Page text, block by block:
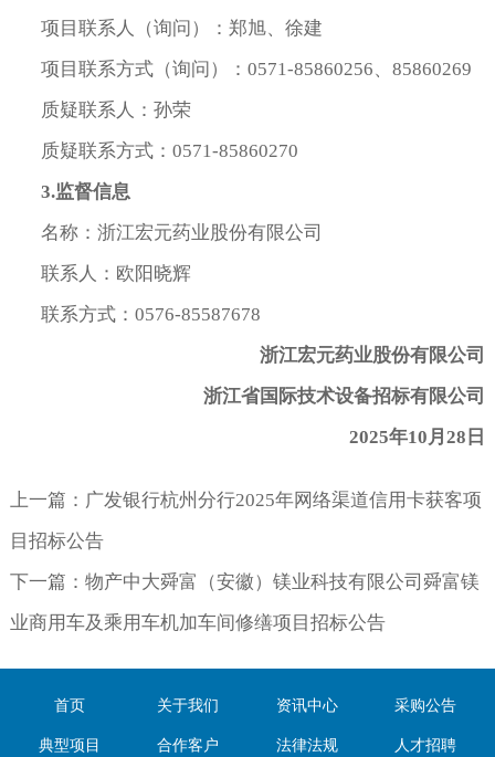
项目联系人（询问）：郑旭、徐建
项目联系方式（询问）：0571-85860256、85860269
质疑联系人：孙荣
质疑联系方式：0571-85860270
3.监督信息
名称：浙江宏元药业股份有限公司
联系人：欧阳晓辉
联系方式：0576-85587678
浙江宏元药业股份有限公司
浙江省国际技术设备招标有限公司
2025年10月28 日
上一篇： 广发银行杭州分行2025年网络渠道信用卡获客项
目招标公告
下一篇： 物产中大舜富（安徽）镁业科技有限公司舜富镁
业商用车及乘用车机加车间修缮项目招标公告
首页 关于我们 资讯中心 采购公告
典型项目 合作客户 法律法规 人才招聘